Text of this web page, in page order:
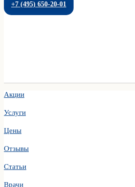
+7 (495) 650-20-01
Акции
Услуги
Цены
Отзывы
Статьи
Врачи